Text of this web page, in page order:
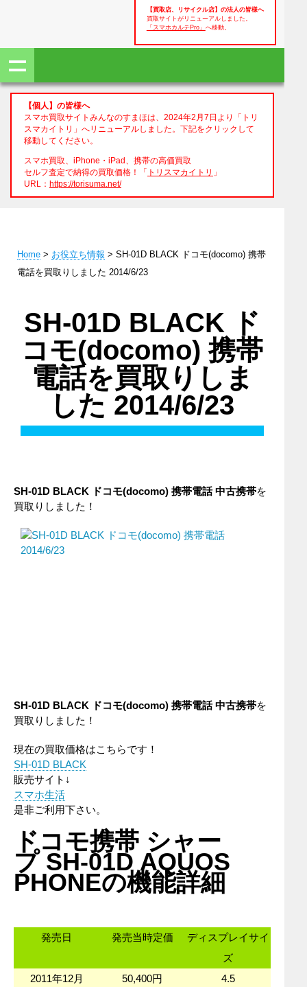
【買取店、リサイクル店】の法人の皆様へ
買取サイトがリニューアルしました。
「スマホカルテPro」 へ移動。
【個人】の皆様へ
スマホ買取サイトみんなのすまほは、2024年2月7日より「トリ
スマカイトリ」へリニューアルしました。下記をクリックして
移動してください。
スマホ買取、iPhone・iPad、携帯の高価買取
セルフ査定で納得の買取価格！「 トリスマカイトリ 」
URL： https://torisuma.net/
Home > お役立ち情報 > SH-01D BLACK ドコモ(docomo) 携帯
電話を買取りしました 2014/6/23
SH-01D BLACK ド
コモ(docomo) 携帯
電話を買取りしま
した 2014/6/23
SH-01D BLACK ドコモ(docomo) 携帯電話 中古携帯を
買取りしました！
SH-01D BLACK ドコモ(docomo) 携帯電話 中古携帯を
買取りしました！
現在の買取価格はこちらです！
SH-01D BLACK
販売サイト↓
スマホ生活
是非ご利用下さい。
ドコモ携帯 シャー
プ SH-01D AQUOS
PHONEの機能詳細
発売日 発売当時定価
ディスプレイサイ
ズ
2011年12月
50,400円
4.5